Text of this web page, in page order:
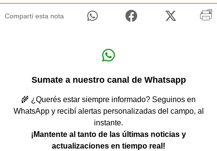
Compartí esta nota
Sumate a nuestro canal de Whatsapp
🌾 ¿Querés estar siempre informado? Seguinos en
WhatsApp y recibí alertas personalizadas del campo, al
instante.
¡Mantente al tanto de las últimas noticias y
actualizaciones en tiempo real!